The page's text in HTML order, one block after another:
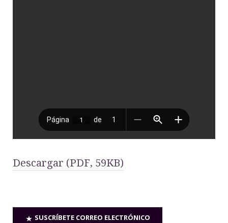
Descargar (PDF, 59KB)
SUSCRÍBETE CORREO ELECTRÓNICO